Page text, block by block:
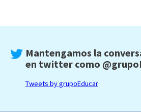
Mantengamos la
en twitter como
Tweets by grupoEducar